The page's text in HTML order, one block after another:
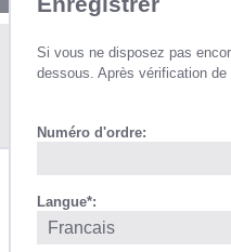
Si vous ne disposez pas
dessous. Après vérification
Numéro d'ordre:
Langue*: